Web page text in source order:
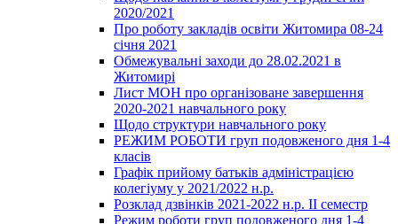
2020/2021
Про роботу закладів освіти Житомира 08-24
січня 2021
Обмежувальні заходи до 28.02.2021 в
Житомирі
Лист МОН про організоване завершення
2020-2021 навчального року
Щодо структури навчального року
РЕЖИМ РОБОТИ груп подовженого дня 1-4
класів
Графік прийому батьків адміністрацією
колегіуму у 2021/2022 н.р.
Розклад дзвінків 2021-2022 н.р. ІІ семестр
Режим роботи груп подовженого дня 1-4